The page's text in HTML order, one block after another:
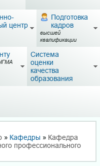
центр
Подготовка
кадров
высшей
квалификации
Система
оценки
качества
образования
» Кафедры » Кафедра
профессионального